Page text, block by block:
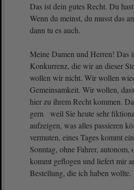
Das ist dein gutes Recht. Du
Wenn du meinst, du musst das
dann tu es auch.
Meine Damen und Herren! Das
Konkurrenz, die wir an dieser
wollen wir nicht. Wir wollen
Gemeinsamkeit. Wir wollen,
hier zu ihrem Recht kommen.
gern weil Sie heute sehr
aufzeigen, was alles passieren
vermuten, eines Tages kommt
Sonntag, ohne Fahrer, autonom,
kommt geflogen und liefert mir
Bestellung, die ich haben wollte.